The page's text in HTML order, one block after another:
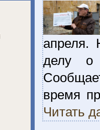
апреля.
делу о
время
Читать